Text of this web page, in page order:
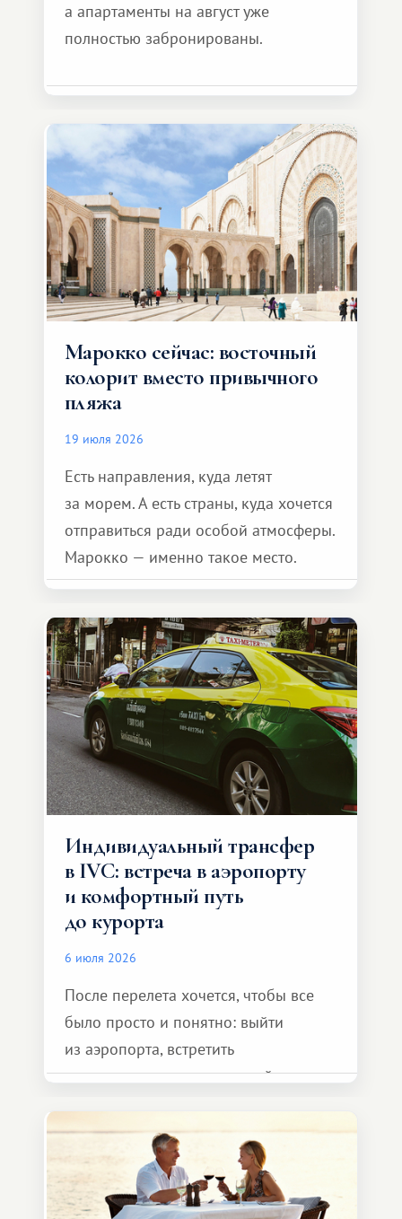
а апартаменты на август уже
полностью забронированы.
Марокко сейчас: восточный
колорит вместо привычного
пляжа
19 июля 2026
Есть направления, куда летят
за морем. А есть страны, куда хочется
отправиться ради особой атмосферы.
Марокко — именно такое место.
Индивидуальный трансфер
в IVC: встреча в аэропорту
и комфортный путь
до курорта
6 июля 2026
После перелета хочется, чтобы все
было просто и понятно: выйти
из аэропорта, встретить
представителя транспортной
и спокойно доехать до курорта.